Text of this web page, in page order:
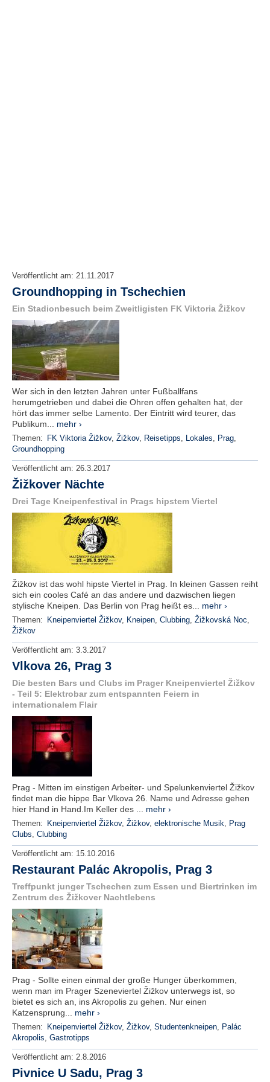
Veröffentlicht am: 21.11.2017
Groundhopping in Tschechien
Ein Stadionbesuch beim Zweitligisten FK Viktoria Žižkov
Wer sich in den letzten Jahren unter Fußballfans
herumgetrieben und dabei die Ohren offen gehalten hat, der
hört das immer selbe Lamento. Der Eintritt wird teurer, das
Publikum... mehr ›
Themen: FK Viktoria Žižkov, Žižkov, Reisetipps, Lokales, Prag,
Groundhopping
Veröffentlicht am: 26.3.2017
Žižkover Nächte
Drei Tage Kneipenfestival in Prags hipstem Viertel
Žižkov ist das wohl hipste Viertel in Prag. In kleinen Gassen reiht
sich ein cooles Café an das andere und dazwischen liegen
stylische Kneipen. Das Berlin von Prag heißt es... mehr ›
Themen: Kneipenviertel Žižkov, Kneipen, Clubbing, Žižkovská Noc,
Žižkov
Veröffentlicht am: 3.3.2017
Vlkova 26, Prag 3
Die besten Bars und Clubs im Prager Kneipenviertel Žižkov
- Teil 5: Elektrobar zum entspannten Feiern in
internationalem Flair
Prag - Mitten im einstigen Arbeiter- und Spelunkenviertel Žižkov
findet man die hippe Bar Vlkova 26. Name und Adresse gehen
hier Hand in Hand.Im Keller des ... mehr ›
Themen: Kneipenviertel Žižkov, Žižkov, elektronische Musik, Prag
Clubs, Clubbing
Veröffentlicht am: 15.10.2016
Restaurant Palác Akropolis, Prag 3
Treffpunkt junger Tschechen zum Essen und Biertrinken im
Zentrum des Žižkover Nachtlebens
Prag - Sollte einen einmal der große Hunger überkommen,
wenn man im Prager Szeneviertel Žižkov unterwegs ist, so
bietet es sich an, ins Akropolis zu gehen. Nur einen
Katzensprung... mehr ›
Themen: Kneipenviertel Žižkov, Žižkov, Studentenkneipen, Palác
Akropolis, Gastrotipps
Veröffentlicht am: 2.8.2016
Pivnice U Sadu, Prag 3